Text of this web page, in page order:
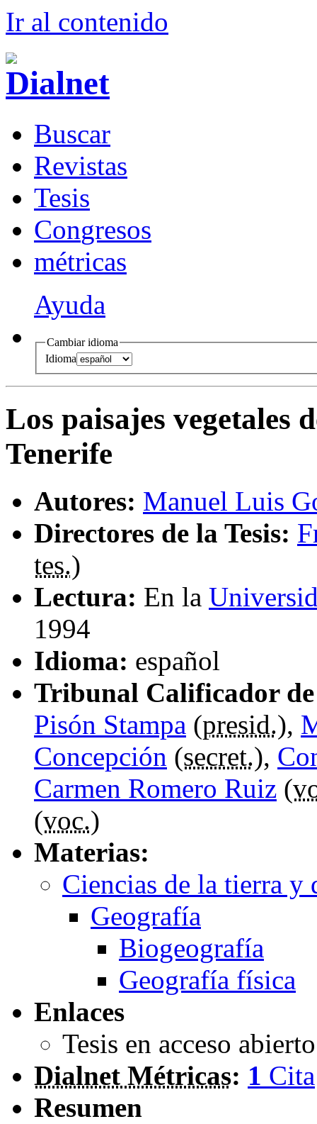
Ir al contenido
Buscar
Revistas
Tesis
Congresos
métricas
Ayuda
Cambiar idioma
Idioma
Los paisajes vegetales
Tenerife
Autores: Manuel Luis
Directores de la Tesis:
tes.)
Lectura: En la
1994
Idioma: español
Tribunal Calificador de
Pisón Stampa (presid.),
Concepción (secret.),
Carmen Romero Ruiz (
(voc.)
Materias:
Ciencias de la tierra y
Geografía
Biogeografía
Geografía física
Enlaces
Tesis en acceso
Dialnet Métricas: 1 Cita
Resumen